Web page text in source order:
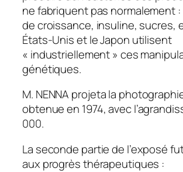
ne fabriquent pas normalement
de croissance, insuline, sucres,
États-Unis et le Japon utilisent
« industriellement » ces
génétiques.
M. NENNA projeta la
obtenue en 1974, avec
000.
La seconde partie de l’exposé
aux progrès thérapeutiques :